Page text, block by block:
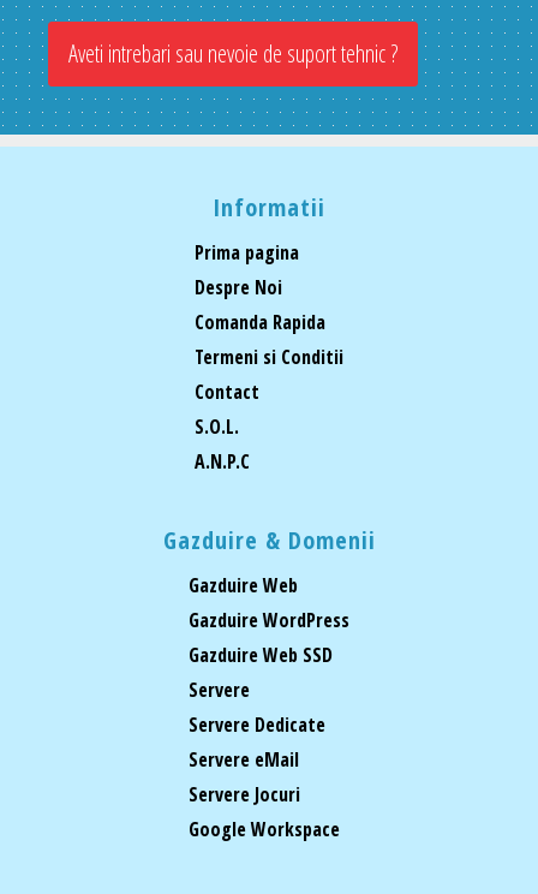
Aveti intrebari sau nevoie de suport tehnic ?
Informatii
Prima pagina
Despre Noi
Comanda Rapida
Termeni si Conditii
Contact
S.O.L.
A.N.P.C
Gazduire & Domenii
Gazduire Web
Gazduire WordPress
Gazduire Web SSD
Servere
Servere Dedicate
Servere eMail
Servere Jocuri
Google Workspace